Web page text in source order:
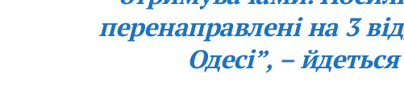
перенаправлені на 3
Одесі”, –